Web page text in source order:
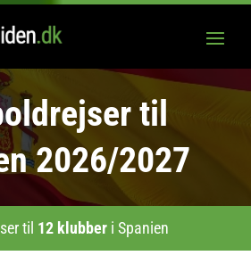
til
2026/2027
til 12 klubberi Spanien